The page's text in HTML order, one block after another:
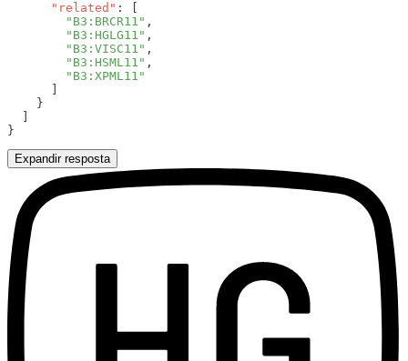
      "related"
        "B3:BRCR11"
        "B3:HGLG11"
        "B3:VISC11"
        "B3:HSML11"
Expandir resposta